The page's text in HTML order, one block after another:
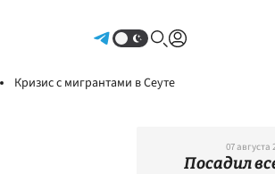
Кризис с мигрантами в Сеуте
07 августа
Посадил